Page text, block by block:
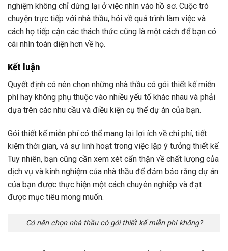
nghiệm không chỉ dừng lại ở việc nhìn vào hồ sơ. Cuộc trò
chuyện trực tiếp với nhà thầu, hỏi về quá trình làm việc và
cách họ tiếp cận các thách thức cũng là một cách để bạn có
cái nhìn toàn diện hơn về họ.
Kết luận
Quyết định có nên chọn những nhà thầu có gói thiết kế miễn
phí hay không phụ thuộc vào nhiều yếu tố khác nhau và phải
dựa trên các nhu cầu và điều kiện cụ thể dự án của bạn.
Gói thiết kế miễn phí có thể mang lại lợi ích về chi phí, tiết
kiệm thời gian, và sự linh hoạt trong việc lập ý tưởng thiết kế.
Tuy nhiên, bạn cũng cần xem xét cẩn thận về chất lượng của
dịch vụ và kinh nghiệm của nhà thầu để đảm bảo rằng dự án
của bạn được thực hiện một cách chuyên nghiệp và đạt
được mục tiêu mong muốn.
Có nên chọn nhà thầu có gói thiết kế miễn phí không?